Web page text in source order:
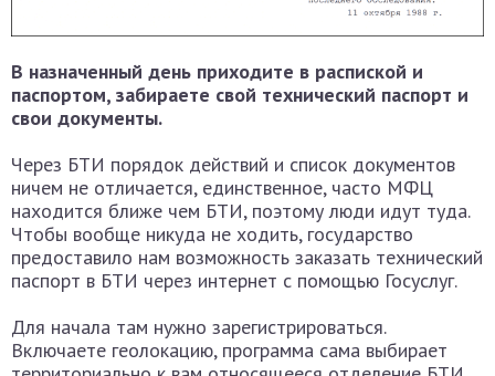
В назначенный день приходите в распиской и
паспортом, забираете свой технический паспорт и
свои документы.
Через БТИ порядок действий и список документов
ничем не отличается, единственное, часто МФЦ
находится ближе чем БТИ, поэтому люди идут туда.
Чтобы вообще никуда не ходить, государство
предоставило нам возможность заказать технический
паспорт в БТИ через интернет с помощью Госуслуг.
Для начала там нужно зарегистрироваться.
Включаете геолокацию, программа сама выбирает